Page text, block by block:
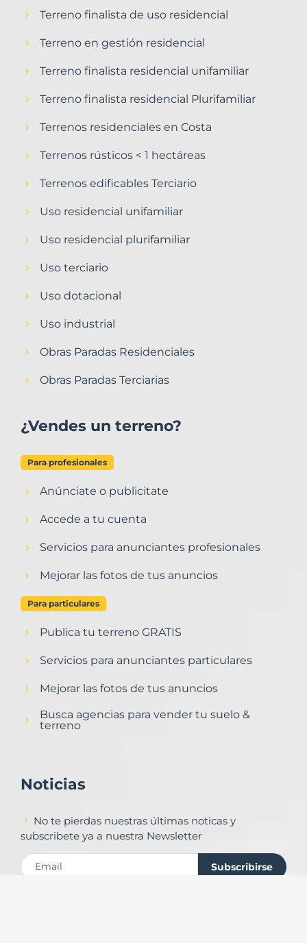
Terreno finalista de uso residencial
Terreno en gestión residencial
Terreno finalista residencial unifamiliar
Terreno finalista residencial Plurifamiliar
Terrenos residenciales en Costa
Terrenos rústicos < 1 hectáreas
Terrenos edificables Terciario
Uso residencial unifamiliar
Uso residencial plurifamiliar
Uso terciario
Uso dotacional
Uso industrial
Obras Paradas Residenciales
Obras Paradas Terciarias
¿Vendes un terreno?
Para profesionales
Anúnciate o publicitate
Accede a tu cuenta
Servicios para anunciantes profesionales
Mejorar las fotos de tus anuncios
Para particulares
Publica tu terreno GRATIS
Servicios para anunciantes particulares
Mejorar las fotos de tus anuncios
Busca agencias para vender tu suelo &
terreno
Noticias
No te pierdas nuestras últimas noticas y
subscribete ya a nuestra Newsletter
Subscribirse